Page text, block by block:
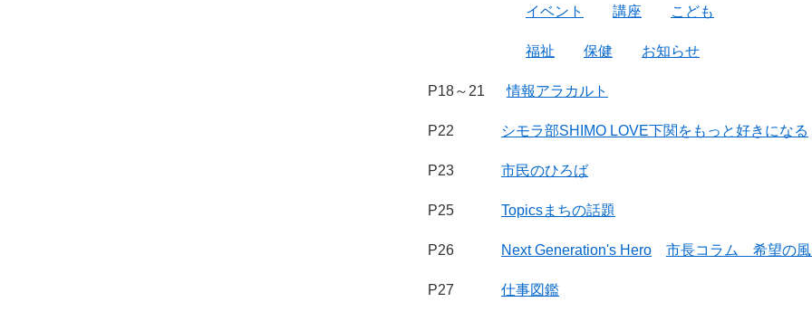
イベント 講座 こども
福祉 保健 お知らせ
P18～21情報アラカルト
P22 シモラ部SHIMO LOVE下関をもっと好きになる
P23 市民のひろば
P25 Topicsまちの話題
P26 Next Generation's Hero 市長コラム 希望の風
P27 仕事図鑑